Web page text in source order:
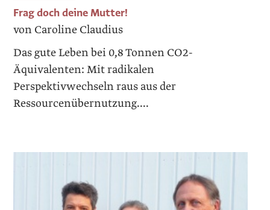
Frag doch deine Mutter!
von Caroline Claudius
Das gute Leben bei 0,8 Tonnen CO2-
Äquivalenten: Mit radikalen
Perspektivwechseln raus aus der
Ressourcenübernutzung....